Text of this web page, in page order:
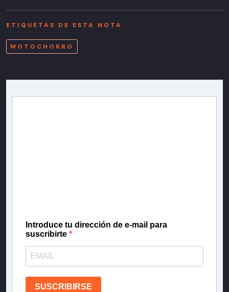
ETIQUETAS DE ESTA NOTA
MOTOCHORRO
Introduce tu dirección de e-mail para
suscribirte
SUSCRIBIRSE